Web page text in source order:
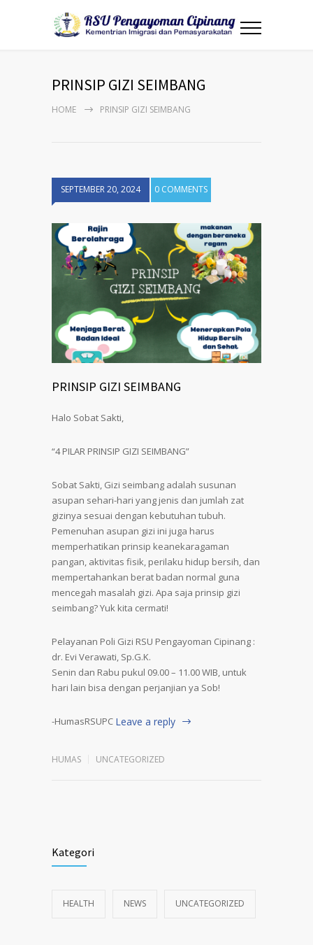
PRINSIP GIZI SEIMBANG
HOME PRINSIP GIZI SEIMBANG
SEPTEMBER 20, 2024 0 COMMENTS
PRINSIP GIZI SEIMBANG
Halo Sobat Sakti,
“4 PILAR PRINSIP GIZI SEIMBANG”
Sobat Sakti, Gizi seimbang adalah susunan
asupan sehari-hari yang jenis dan jumlah zat
gizinya sesuai dengan kebutuhan tubuh.
Pemenuhan asupan gizi ini juga harus
memperhatikan prinsip keanekaragaman
pangan, aktivitas fisik, perilaku hidup bersih, dan
mempertahankan berat badan normal guna
mencegah masalah gizi. Apa saja prinsip gizi
seimbang? Yuk kita cermati!
Pelayanan Poli Gizi RSU Pengayoman Cipinang :
dr. Evi Verawati, Sp.G.K.
Senin dan Rabu pukul 09.00 – 11.00 WIB, untuk
hari lain bisa dengan perjanjian ya Sob!
-HumasRSUPC Leave a reply
HUMAS UNCATEGORIZED
Kategori
HEALTH NEWS UNCATEGORIZED